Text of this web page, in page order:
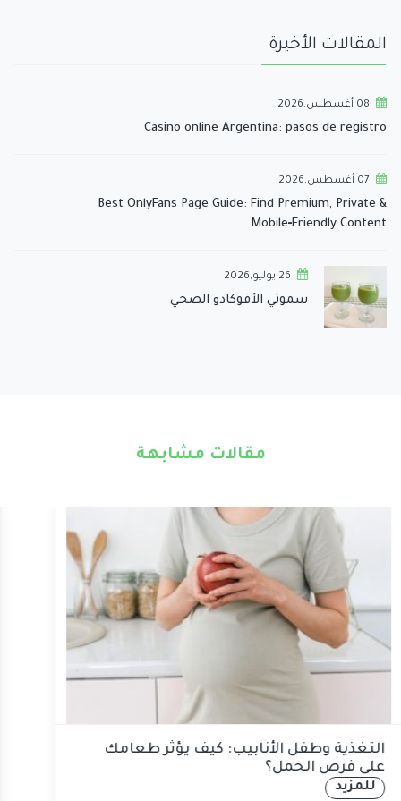
المقالات الأخيرة
08 أغسطس,2026
Casino online Argentina: pasos de registro
07 أغسطس,2026
Best OnlyFans Page Guide: Find Premium, Private &
Mobile‑Friendly Content
26 يوليو,2026
سموثي الأفوكادو الصحي
مقالات مشابهة
التغذية وطفل الأنابيب: كيف يؤثر طعامك
على فرص الحمل؟
للمزيد